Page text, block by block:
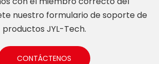
nuestro formulario de soporte de
productos JYL-Tech.
CONTÁCTENOS